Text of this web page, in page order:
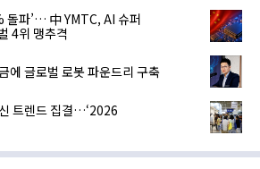
돌파’… 中 YMTC, AI 슈퍼
4위 맹추격
에 글로벌 로봇 파운드리 구축
트렌드 집결…‘2026